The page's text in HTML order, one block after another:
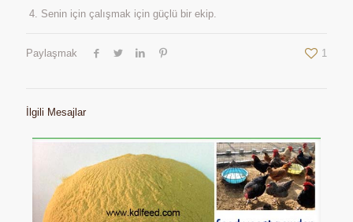
4. Senin için çalışmak için güçlü bir ekip.
Paylaşmak 1
İlgili Mesajlar